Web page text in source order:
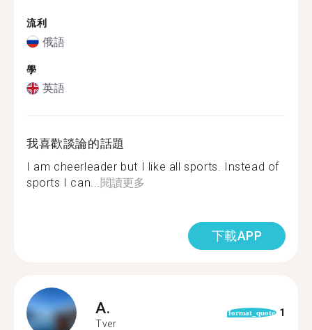
流利
俄語
學
英語
我喜歡談論的話題
I am cheerleader but I like all sports. Instead of
sports I can...閱讀更多
下載APP
A.
Tver
format_quote 1